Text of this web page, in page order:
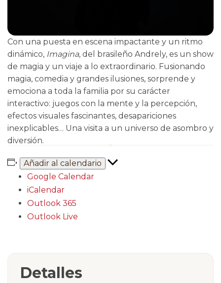
Con una puesta en escena impactante y un ritmo
dinámico, Imagina, del brasileño Andrely, es un show
de magia y un viaje a lo extraordinario. Fusionando
magia, comedia y grandes ilusiones, sorprende y
emociona a toda la familia por su carácter
interactivo: juegos con la mente y la percepción,
efectos visuales fascinantes, desapariciones
inexplicables… Una visita a un universo de asombro y
diversión.
Añadir al calendario
Google Calendar
iCalendar
Outlook 365
Outlook Live
Detalles